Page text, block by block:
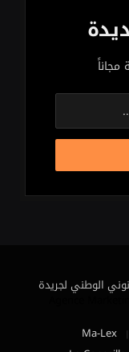
مجاناً
الوطني لجريدة
Ma-Lex